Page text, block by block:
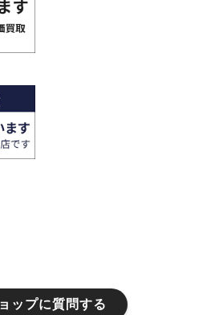
ップに質問する